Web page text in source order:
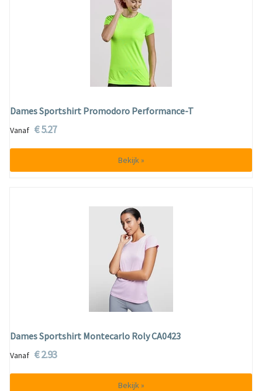
Dames Sportshirt Promodoro Performance-T
Vanaf € 5.27
Bekijk »
Dames Sportshirt Montecarlo Roly CA0423
Vanaf € 2.93
Bekijk »